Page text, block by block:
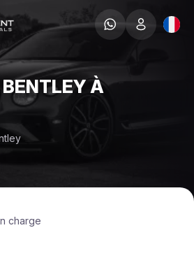
BENTLEY À
charge